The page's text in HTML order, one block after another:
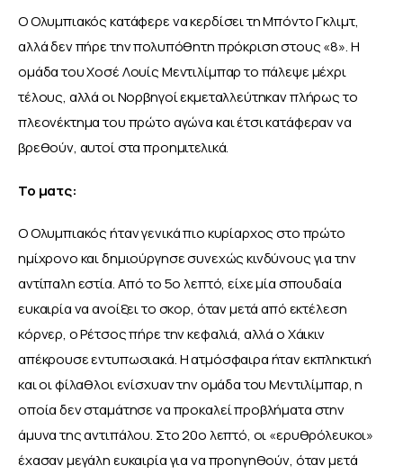
Ο Ολυμπιακός κατάφερε να κερδίσει τη Μπόντο Γκλιμτ,
αλλά δεν πήρε την πολυπόθητη πρόκριση στους «8». Η
ομάδα του Χοσέ Λουίς Μεντιλίμπαρ το πάλεψε μέχρι
τέλους, αλλά οι Νορβηγοί εκμεταλλεύτηκαν πλήρως το
πλεονέκτημα του πρώτο αγώνα και έτσι κατάφεραν να
βρεθούν, αυτοί στα προημιτελικά.
Το ματς:
Ο Ολυμπιακός ήταν γενικά πιο κυρίαρχος στο πρώτο
ημίχρονο και δημιούργησε συνεχώς κινδύνους για την
αντίπαλη εστία. Από το 5ο λεπτό, είχε μία σπουδαία
ευκαιρία να ανοίξει το σκορ, όταν μετά από εκτέλεση
κόρνερ, ο Ρέτσος πήρε την κεφαλιά, αλλά ο Χάικιν
απέκρουσε εντυπωσιακά. Η ατμόσφαιρα ήταν εκπληκτική
και οι φίλαθλοι ενίσχυαν την ομάδα του Μεντιλίμπαρ, η
οποία δεν σταμάτησε να προκαλεί προβλήματα στην
άμυνα της αντιπάλου. Στο 20ο λεπτό, οι «ερυθρόλευκοι»
έχασαν μεγάλη ευκαιρία για να προηγηθούν, όταν μετά